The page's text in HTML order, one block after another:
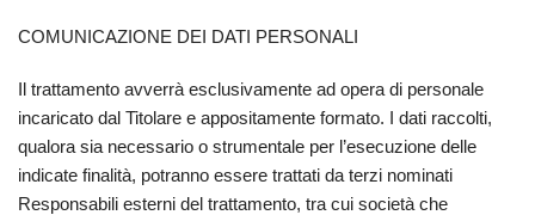
COMUNICAZIONE DEI DATI PERSONALI
Il trattamento avverrà esclusivamente ad opera di personale
incaricato dal Titolare e appositamente formato. I dati raccolti,
qualora sia necessario o strumentale per l’esecuzione delle
indicate finalità, potranno essere trattati da terzi nominati
Responsabili esterni del trattamento, tra cui società che